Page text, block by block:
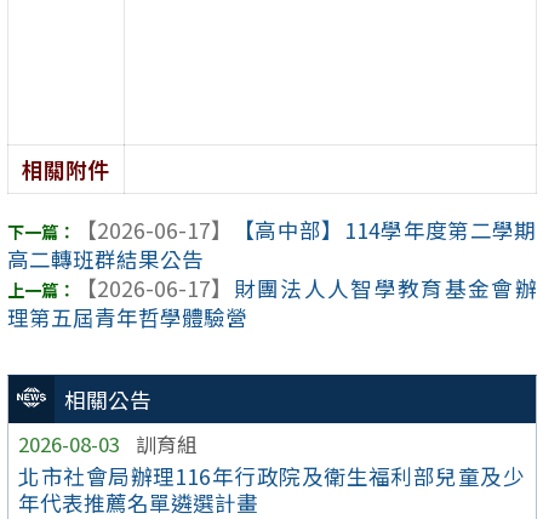
相關公告
2026-08-03 訓育組
北市社會局辦理116年行政院及衛生福利部兒童及少
年代表推薦名單遴選計畫
相關附件
【2026-06-17】
【高中部】114學年度第二學期
高二轉班群結果公告
【2026-06-17】 財團法人人智學教育基金會辦
理第五屆青年哲學體驗營